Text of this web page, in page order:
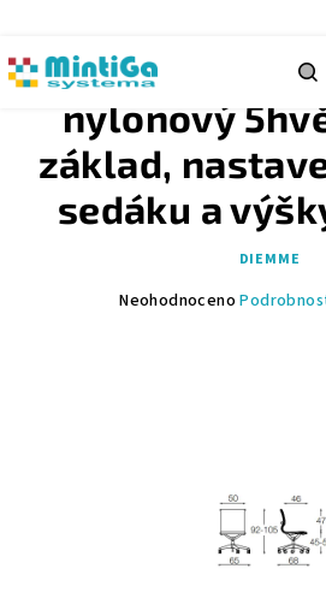
obsah STŘEDNÍ
nylonový
základ,
sedáku a
DIEMME
Průměrné
Neohodnoceno